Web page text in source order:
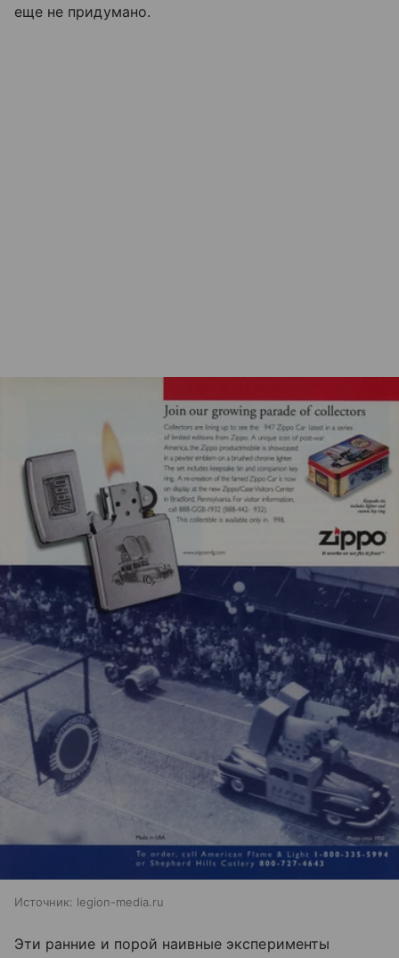
еще не придумано.
Источник: legion-media.ru
Эти ранние и порой наивные эксперименты